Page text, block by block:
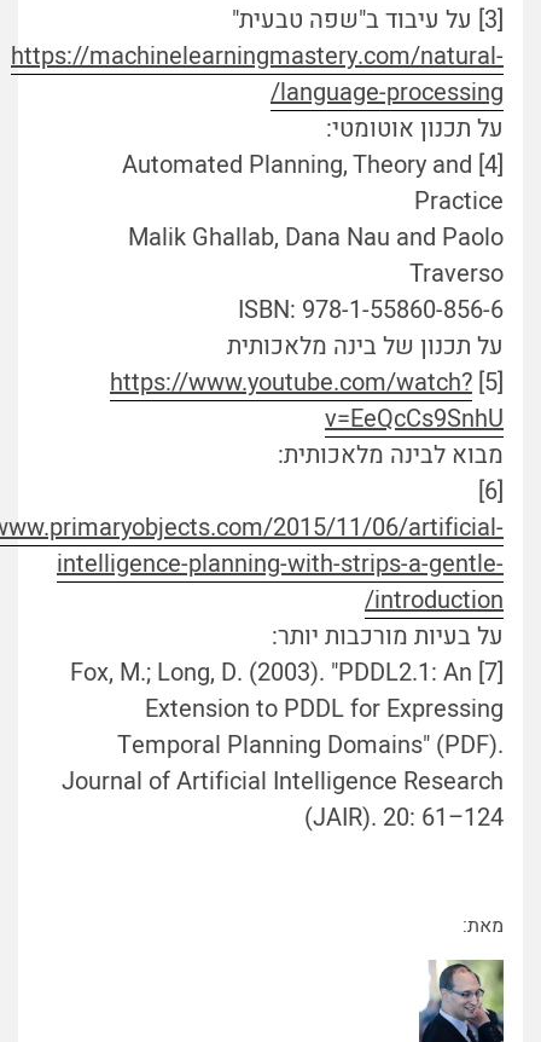
[3] על עיבוד ב"שפה טבעית"
https://machinelearningmastery.com/natural-
language-processing/
על תכנון אוטומטי:
[4] Automated Planning, Theory and
Practice
Malik Ghallab, Dana Nau and Paolo
Traverso
ISBN: 978-1-55860-856-6
על תכנון של בינה מלאכותית
[5]
https://www.youtube.com/watch?
v=EeQcCs9SnhU
מבוא לבינה מלאכותית:
[6]
2015/11/06/artificial-
intelligence-planning-with-strips-a-gentle-
introduction/
על בעיות מורכבות יותר:
[7] Fox, M.; Long, D. (2003). "PDDL2.1: An
Extension to PDDL for Expressing
Temporal Planning Domains" (PDF).
Journal of Artificial Intelligence Research
(JAIR). 20: 61–124
מאת: